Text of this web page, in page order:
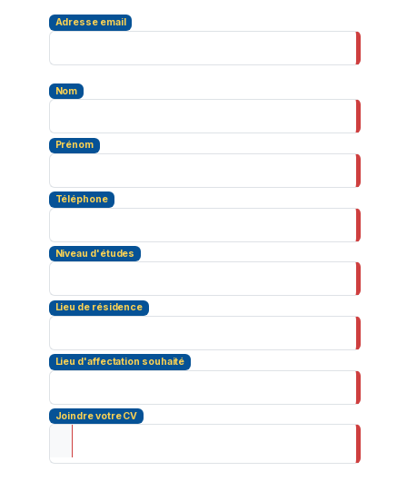
Adresse email
Nom
Prénom
Téléphone
Niveau d'études
Lieu de résidence
Lieu d'affectation souhaité
Joindre votre CV